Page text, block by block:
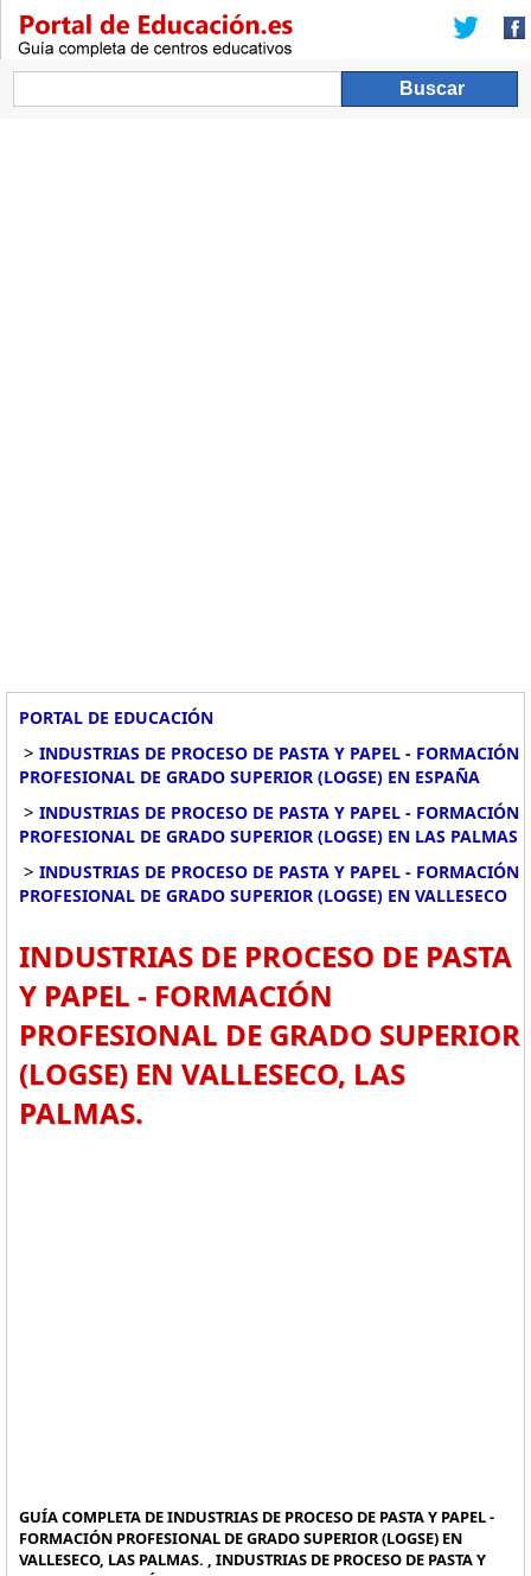
PORTAL DE EDUCACIÓN
> INDUSTRIAS DE PROCESO DE PASTA Y PAPEL - FORMACIÓN
PROFESIONAL DE GRADO SUPERIOR (LOGSE) EN ESPAÑA
> INDUSTRIAS DE PROCESO DE PASTA Y PAPEL - FORMACIÓN
PROFESIONAL DE GRADO SUPERIOR (LOGSE) EN LAS PALMAS
> INDUSTRIAS DE PROCESO DE PASTA Y PAPEL - FORMACIÓN
PROFESIONAL DE GRADO SUPERIOR (LOGSE) EN VALLESECO
INDUSTRIAS DE PROCESO DE PASTA
Y PAPEL - FORMACIÓN
PROFESIONAL DE GRADO SUPERIOR
(LOGSE) EN VALLESECO, LAS
PALMAS.
GUÍA COMPLETA DE INDUSTRIAS DE PROCESO DE PASTA Y PAPEL -
FORMACIÓN PROFESIONAL DE GRADO SUPERIOR (LOGSE) EN
VALLESECO, LAS PALMAS. , INDUSTRIAS DE PROCESO DE PASTA Y